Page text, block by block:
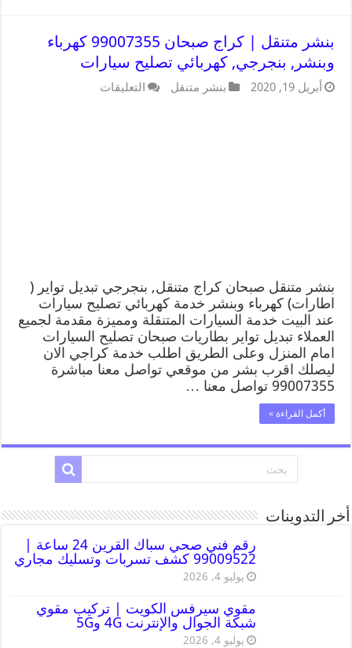
بنشر متنقل | كراج صبحان 99007355 كهرباء
وبنشر, بنجرجي, كهربائي تصليح سيارات
أبريل 19, 2020 بنشر متنقل التعليقات
بنشر متنقل صبحان كراج متنقل, بنجرجي تبديل تواير (
اطارات) كهرباء وبنشر خدمة كهربائي تصليح سيارات
عند البيت خدمة السيارات المتنقلة ومميزة مقدمة لجميع
العملاء تبديل تواير بطاريات صبحان تصليح السيارات
امام المنزل وعلى الطريق اطلب خدمة كراجي الان
ليصلك اقرب بشر من موقعي تواصل معنا مباشرة
99007355 تواصل معنا …
أكمل القراءة »
أخر التدوينات
رقم فني صحي سباك القرين 24 ساعة |
99009522 كشف تسربات وتسليك مجاري
يوليو 4, 2026
مقوي سيرفس الكويت | تركيب مقوي
شبكة الجوال والإنترنت 4G و5G
يوليو 4, 2026